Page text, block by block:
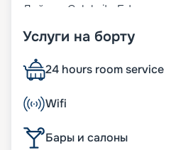
Лайнер Celebrity Edge –
первый круиз он
имеет 14 палуб и 1425 кают,
легкостью разместится
из отличительных черт
игровая площадка на 90
Услуги на борту
24 hours room service
Wifi
Бары и салоны